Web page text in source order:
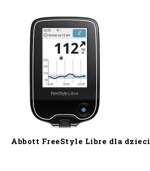
Abbott FreeStyle Libre dla dzieci